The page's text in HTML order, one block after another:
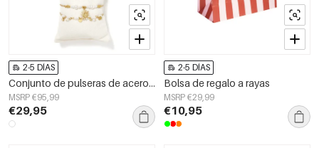
2-5 DÍAS
Conjunto de pulseras de acero inoxidable con cuentas, ideal para vacaciones y uso diario. Serie romántica para mujer.
MSRP €95,99
€29,95
2-5 DÍAS
Bolsa de regalo a rayas
MSRP €29,99
€10,95